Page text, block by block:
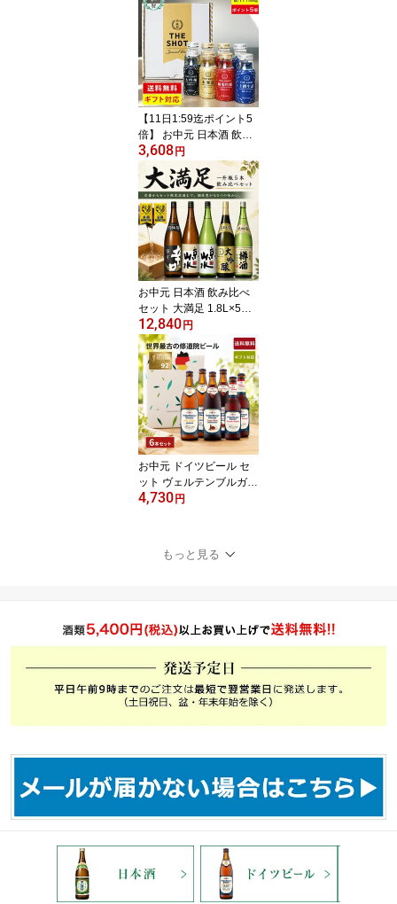
ゼント 贈り物 のし 包装
誕生日 京都 献酒 奉納 奉
献 内祝い 還暦 退職 転勤
転職 開業 御祝 贈答 進物
高級酒 敬老の日
【11日1:59迄ポイント5
倍】 お中元 日本酒 飲み
比べセット ミニ THE SH
OT 180mL×8本 EC限定
■ 月桂冠公式 人気 酒 お
酒 清酒 ギフト プレゼン
ト ミニ 飲みくらべ セッ
ト ミニボトル 飲みくら
べ のし カード 御礼 御祝
大吟醸 本醸造 純米吟醸
上撰生詰 敬老の日
3,608 円
お中元 日本酒 飲み比べ
セット 大満足 1.8L×5本
送料無料 ■ 月桂冠公式 御
中元 中元 ギフト プレゼ
ント 贈り物 のし カード
人気 酒 お酒 清酒 一升瓶
大容量 飲みくらべ セッ
ト 大吟醸 辛口 本醸造 純
米 樽酒 京都 敬老の日
12,840 円
お中元 ドイツビール セ
ット ヴェルテンブルガー
飲み比べセット 500mL×
め合わせ プレゼント の
し 包装 カード ドイツ 世
老の日
4,730 円
もっと見る